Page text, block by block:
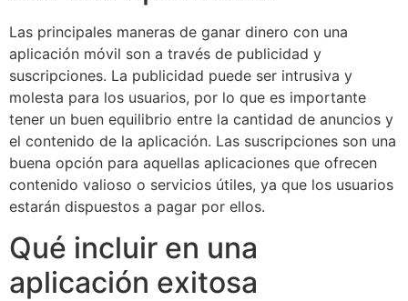
Las principales maneras de ganar dinero con una
aplicación móvil son a través de publicidad y
suscripciones. La publicidad puede ser intrusiva y
molesta para los usuarios, por lo que es importante
tener un buen equilibrio entre la cantidad de anuncios y
el contenido de la aplicación. Las suscripciones son una
buena opción para aquellas aplicaciones que ofrecen
contenido valioso o servicios útiles, ya que los usuarios
estarán dispuestos a pagar por ellos.
Qué incluir en una
aplicación exitosa